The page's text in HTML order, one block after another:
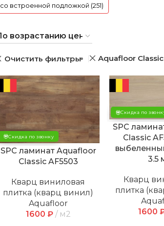
со встроенной подложкой (251)
Очистить фильтры Aquafloor Classic
Скидка по звонку
SPC ламинат Aquafloor
Classic AF5503
Кварц виниловая
плитка (кварц винил)
Aquafloor
1600 ₽ м2
Скидка по
SPC
Classic
3.5
Кварц
плитка
1600